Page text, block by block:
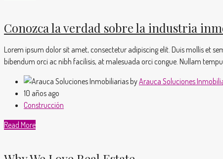
Conozca la verdad sobre la industria
Lorem ipsum dolor sit amet, consectetur adipiscing elit. Duis mollis et
bibendum orci ac nibh facilisis, at malesuada orci congue. Nullam
byArauca Soluciones
10 años ago
Construcción
Read More